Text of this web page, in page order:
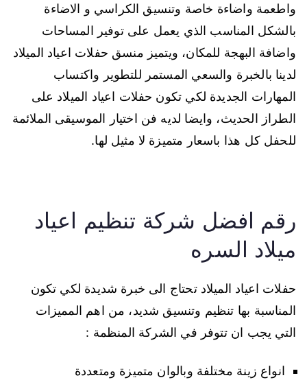
واطعمة واضاءة خاصة وتنسيق الكراسي و الاضاءة
بالشكل المناسب الذي يعمل على توفير المساحات
واضافة البهجة للمكان، ويتميز منسق حفلات اعياد الميلاد
لدينا بالخبرة والسعي المستمر للتطوير واكتساب
المهارات الجديدة لكي تكون حفلات اعياد الميلاد على
الطراز الحديث، وايضا لديه فن اختيار الموسيقى الملائمة
للحفل كل هذا باسعار متميزة لا مثيل لها.
رقم افضل شركة تنظيم اعياد
ميلاد السره
حفلات اعياد الميلاد تحتاج الى خبرة شديدة لكي تكون
المناسبة بها تنظيم وتنسيق شديد، من اهم المميزات
التي يجب ان تتوفر في الشركة المنظمة :
انواع زينة مختلفة وبالوان متميزة ومتعددة